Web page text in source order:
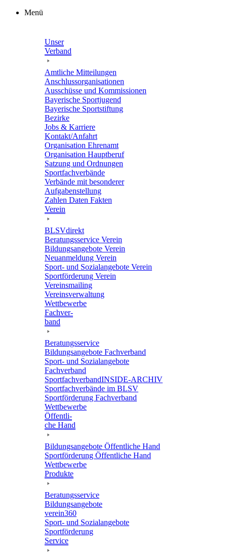
Zum
Menü
Unser
Verband
Amtli­che Mitteilungen
Anschluss­or­ga­ni­sa­tio­nen
Ausschüsse und Kommissionen
Baye­ri­sche Sportjugend
Baye­ri­sche Sportstiftung
Bezirke
Jobs & Karriere
Kontakt/​​Anfahrt
Orga­ni­sa­tion Ehrenamt
Orga­ni­sa­tion Hauptberuf
Satzung und Ordnungen
Sport­fach­ver­bände
Verbände mit beson­de­rer
Aufgabenstellung
Zahlen Daten Fakten
Verein
BLSVdi­rekt
Bera­tungs­ser­vice Verein
Bildungs­an­ge­bote Verein
Neuan­mel­dung Verein
Sport- und Sozi­al­an­ge­bote Verein
Sport­för­de­rung Verein
Vereins­mai­ling
Vereins­ver­wal­tung
Wett­be­werbe
Fach­ver­
band
Bera­tungs­ser­vice
Bildungs­an­ge­bote Fachverband
Sport- und Sozi­al­an­ge­bote
Fachverband
Sport­fach­ver­ban­d­IN­SIDE-ARCHIV
Sport­fach­ver­bände im BLSV
Sport­för­de­rung Fachverband
Wett­be­werbe
Öffent­li­
che Hand
Bildungs­an­ge­bote Öffent­li­che Hand
Sport­för­de­rung Öffent­li­che Hand
Wett­be­werbe
Produkte
Bera­tungs­ser­vice
Bildungs­an­ge­bote
verein360
Sport- und Sozialangebote
Sport­för­de­rung
Service